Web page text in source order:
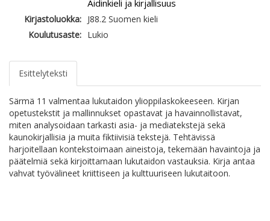
Äidinkieli ja kirjallisuus
Kirjastoluokka: J88.2 Suomen kieli
Koulutusaste: Lukio
Esittelyteksti
Särmä 11 valmentaa lukutaidon ylioppilaskokeeseen. Kirjan
opetustekstit ja mallinnukset opastavat ja havainnollistavat,
miten analysoidaan tarkasti asia- ja mediatekstejä sekä
kaunokirjallisia ja muita fiktiivisiä tekstejä. Tehtävissä
harjoitellaan kontekstoimaan aineistoja, tekemään havaintoja ja
päätelmiä sekä kirjoittamaan lukutaidon vastauksia. Kirja antaa
vahvat työvälineet kriittiseen ja kulttuuriseen lukutaitoon.